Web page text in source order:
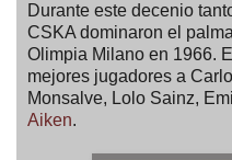
Durante este decenio
CSKA dominaron el
Olimpia Milano en 1966.
mejores jugadores a
Monsalve, Lolo Sainz,
Aiken.